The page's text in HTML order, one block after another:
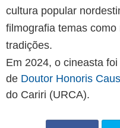
cultura popular
filmografia temas
tradições.
Em 2024, o cineasta
de Doutor Honoris
do Cariri (URCA).